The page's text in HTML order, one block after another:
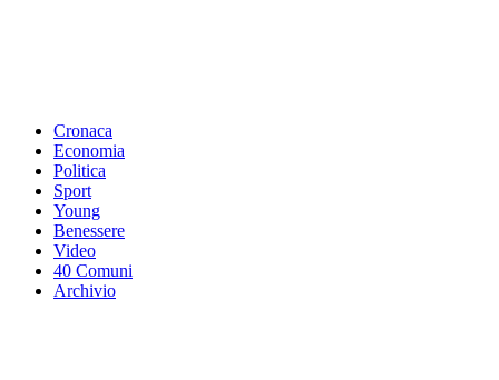
Cronaca
Economia
Politica
Sport
Young
Benessere
Video
40 Comuni
Archivio